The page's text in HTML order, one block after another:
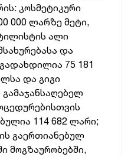
კოსმეტიკური
000 ლარზე მეტი,
ალი
და
75 181
და გიგი
გამაჯანსაღებელ
114 682 ლარი;
გაერთიანებულ
მოგზაურობებში,